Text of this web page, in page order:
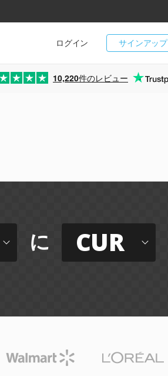
サインアップ
ログイン
10,220件のレビュー
に CUR